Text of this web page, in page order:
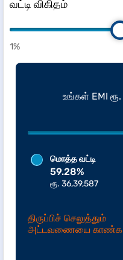
வட்டி விகிதம்
1%
உங்கள் EMI ரூ.
மொத்த வட்டி
59.28%
ரூ. 36,39,587
திருப்பிச் செலுத்தும்
அட்டவணையை காண்க